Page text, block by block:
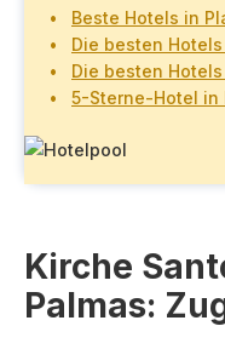
Beste Hotels in
Die besten
Die besten
5-Sterne-Hotel in
Kirche
Palmas: